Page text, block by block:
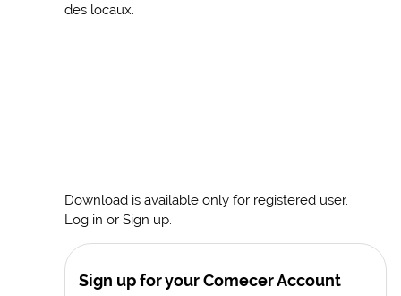
des locaux.
Download is available only for registered user.
Log in or Sign up.
Sign up for your Comecer Account